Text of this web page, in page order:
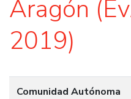
Aragón
2019)
Comunidad Autónoma